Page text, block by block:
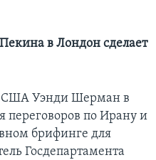
в Лондон сделает
США Уэнди Шерман в
переговоров по Ирану и
брифинге для
Госдепартамента